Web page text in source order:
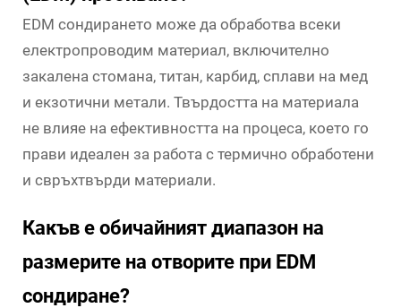
EDM сондирането може да обработва всеки
електропроводим материал, включително
закалена стомана, титан, карбид, сплави на мед
и екзотични метали. Твърдостта на материала
не влияе на ефективността на процеса, което го
прави идеален за работа с термично обработени
и свръхтвърди материали.
Какъв е обичайният диапазон на
размерите на отворите при EDM
сондиране?